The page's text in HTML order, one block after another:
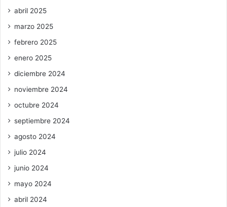
abril 2025
marzo 2025
febrero 2025
enero 2025
diciembre 2024
noviembre 2024
octubre 2024
septiembre 2024
agosto 2024
julio 2024
junio 2024
mayo 2024
abril 2024